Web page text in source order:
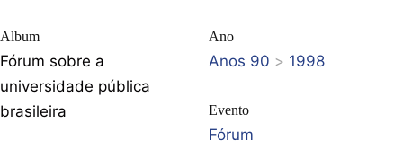
Album
Fórum sobre a
universidade pública
brasileira
Ano
Anos 90 > 1998
Evento
Fórum